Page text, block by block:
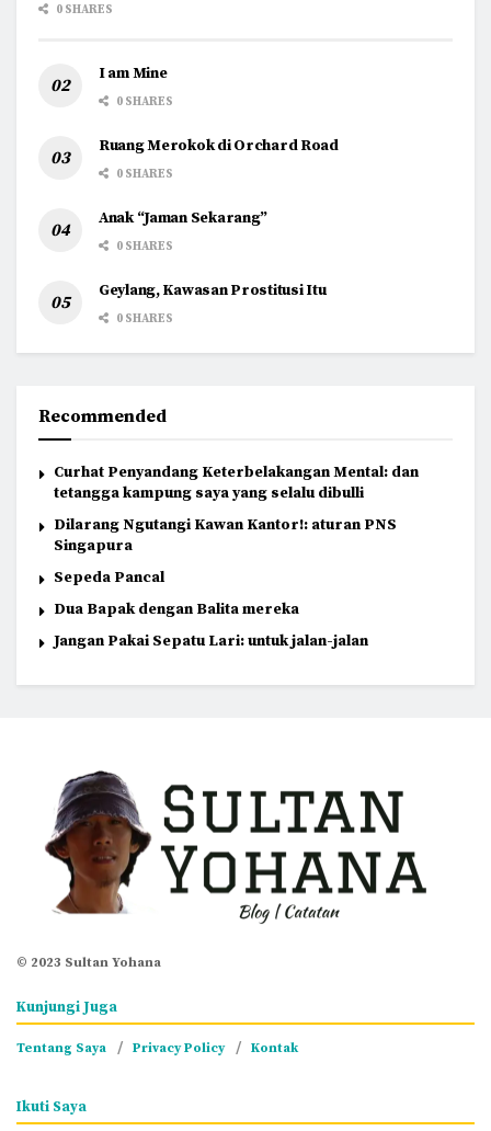
0 SHARES
I am Mine
0 SHARES
Ruang Merokok di Orchard Road
0 SHARES
Anak “Jaman Sekarang”
0 SHARES
Geylang, Kawasan Prostitusi Itu
0 SHARES
Recommended
Curhat Penyandang Keterbelakangan Mental: dan
tetangga kampung saya yang selalu dibulli
Dilarang Ngutangi Kawan Kantor!: aturan PNS
Singapura
Sepeda Pancal
Dua Bapak dengan Balita mereka
Jangan Pakai Sepatu Lari: untuk jalan-jalan
© 2023 Sultan Yohana
Kunjungi Juga
Tentang Saya Privacy Policy Kontak
Ikuti Saya